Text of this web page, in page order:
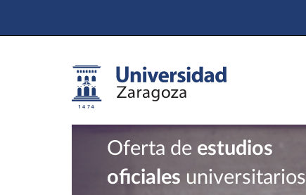
Oferta de estudios
oficiales universitarios